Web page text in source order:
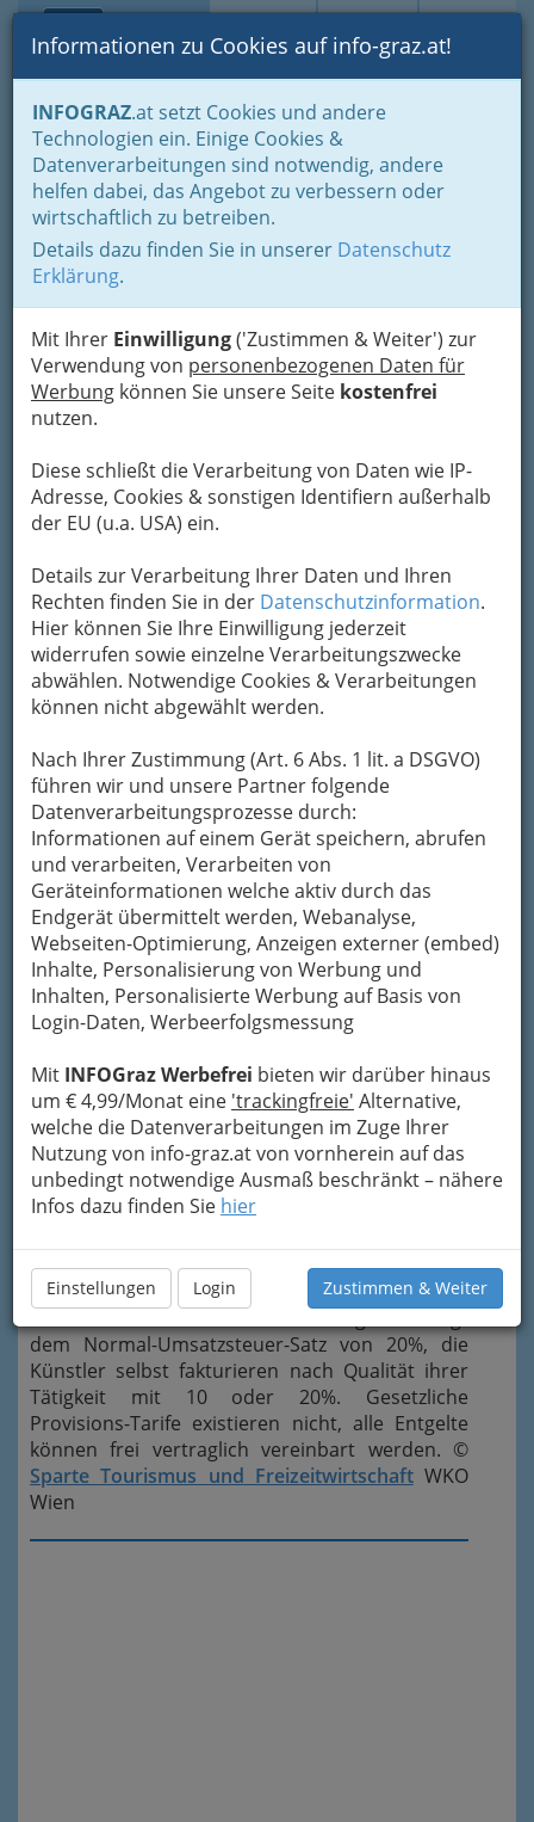
Suche Login Toggle
Informationen zu Cookies auf info-graz.at!
INFOGRAZ.at setzt Cookies und andere
Technologien ein. Einige Cookies &
Datenverarbeitungen sind notwendig, andere
helfen dabei, das Angebot zu verbessern oder
wirtschaftlich zu betreiben.
Details dazu finden Sie in unserer Datenschutz
Erklärung.
Mit Ihrer Einwilligung('Zustimmen & Weiter') zur
Verwendung von personenbezogenen Daten für
Werbung können Sie unsere Seite kostenfrei
nutzen.
Diese schließt die Verarbeitung von Daten wie IP-
Adresse, Cookies & sonstigen Identifiern außerhalb
der EU (u.a. USA) ein.
Details zur Verarbeitung Ihrer Daten und Ihren
Rechten finden Sie in der Datenschutzinformation.
Hier können Sie Ihre Einwilligung jederzeit
widerrufen sowie einzelne Verarbeitungszwecke
abwählen. Notwendige Cookies & Verarbeitungen
können nicht abgewählt werden.
Nach Ihrer Zustimmung (Art. 6 Abs. 1 lit. a DSGVO)
führen wir und unsere Partner folgende
Datenverarbeitungsprozesse durch:
Informationen auf einem Gerät speichern, abrufen
und verarbeiten, Verarbeiten von
Geräteinformationen welche aktiv durch das
Endgerät übermittelt werden, Webanalyse,
Webseiten-Optimierung, Anzeigen externer (embed)
Inhalte, Personalisierung von Werbung und
Inhalten, Personalisierte Werbung auf Basis von
Login-Daten, Werbeerfolgsmessung
Mit INFOGraz Werbefrei bieten wir darüber hinaus
um € 4,99/Monat eine 'trackingfreie' Alternative,
welche die Datenverarbeitungen im Zuge Ihrer
Nutzung von info-graz.at von vornherein auf das
unbedingt notwendige Ausmaß beschränkt – nähere
Infos dazu finden Sie hier
Einstellungen Login Zustimmen & Weiter
Home Branchen
Tourismus & Freizeitwirtschaft
Freizeitbetriebe
Vermittlung von Dienstverträgen für Künstler
Fortsetzung - Vermittlung von Dienstverträgen für Künstler
Fortsetzung - Vermittlung
von Dienstverträgen für
Künstler
Liste der Agenturen
Im Regelfall kommt es
zu solchen
Opernhäusern und
großen Theatern, aber
auch bei Nachtclubs, in Bars udgl. Das zeitliche
Ausmaß der Beschäftigung ist ein Indiz, aber
nicht allein entscheidend für die Abgrenzung.
Vermittlung von Werkverträgen für
Künstler
Dabei handelt es sich
um ein freies Gewerbe
Gewerbeordnung,
wonach ausschließlich
Werkverträge
vermittelt werden dürfen. Ein Werkvertrag liegt
immer dann vor, wenn der Künstler selbständig
agiert, also unternehmerisch, d.h. im Klartext:
Er (der Künstler) versteuert sich selbst,
versichert sich selbst (sofern er dies will) usw. Er
wird nicht Dienstnehmer des Auftraggebers (=
bei der Person oder Stelle, wohin er vermittelt
wird).
Künstlermanagement
Das
Künstlermanagement
für Künstler aller Art
(Dienst- und
der
Gewerbeberechtigung für das freie Gewerbe
dem Normal-Umsatzsteuer-Satz von 20%, die
Künstler selbst fakturieren nach Qualität ihrer
Tätigkeit mit 10 oder 20%. Gesetzliche
Provisions-Tarife existieren nicht, alle Entgelte
können frei vertraglich vereinbart werden. ©
Sparte Tourismus und FreizeitwirtschaftWKO
Wien